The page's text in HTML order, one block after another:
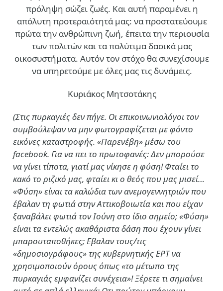
πρόληψη σώζει ζωές. Και αυτή παραμένει η
απόλυτη προτεραιότητά μας: να προστατεύουμε
πρώτα την ανθρώπινη ζωή, έπειτα την περιουσία
των πολιτών και τα πολύτιμα δασικά μας
οικοσυστήματα. Αυτόν τον στόχο θα συνεχίσουμε
να υπηρετούμε με όλες μας τις δυνάμεις.
Κυριάκος Μητσοτάκης
(Στις πυρκαγιές δεν πήγε. Οι επικοινωνιολόγοι τον
συμβούλεψαν να μην φωτογραφίζεται με φόντο
εικόνες καταστροφής. «Παρενέβη» μέσω του
facebook. Για να πει το πρωτοφανές: Δεν μπορούσε
να γίνει τίποτα, γιατί μας νίκησε η φύση! Φταίει το
κακό το ριζικό μας, φταίει κι ο θεός που μας μισεί…
«Φύση» είναι τα καλώδια των ανεμογεννητριών που
έβαλαν τη φωτιά στην Αττικοβοιωτία και που είχαν
ξαναβάλει φωτιά τον Ιούνη στο ίδιο σημείο; «Φύση»
είναι τα εντελώς ακαθάριστα δάση που έχουν γίνει
μπαρουταποθήκες; Εβαλαν τους/τις
«δημοσιογράφους» της κυβερνητικής ΕΡΤ να
χρησιμοποιούν όρους όπως «το μέτωπο της
πυρκαγιάς εμφανίζει συνέχεια»! Ξέρετε τι σημαίνει